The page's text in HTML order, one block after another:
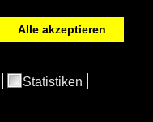
Alle akzeptieren
Statistiken
GMBH